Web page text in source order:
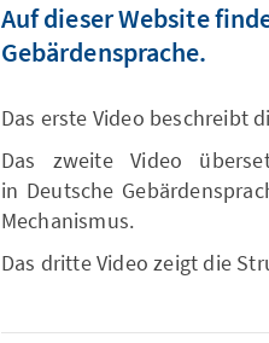
Auf dieser Website
Gebärdensprache.
Das erste Video beschreibt
Das zweite Video
in Deutsche
Mechanismus.
Das dritte Video zeigt die